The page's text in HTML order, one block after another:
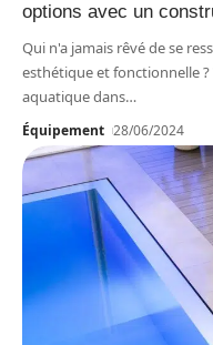
options avec un
Qui n'a jamais rêvé de se
esthétique et fonctionnelle
aquatique dans…
Équipement 28/06/2024